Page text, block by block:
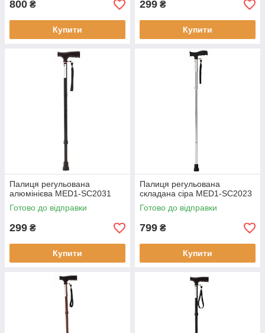
800 ₴
Купити
299 ₴
Купити
Палиця регульована
алюмінієва MED1-SC2031
Готово до відправки
299 ₴
Купити
Палиця регульована
складана сіра MED1-SC2023
Готово до відправки
799 ₴
Купити